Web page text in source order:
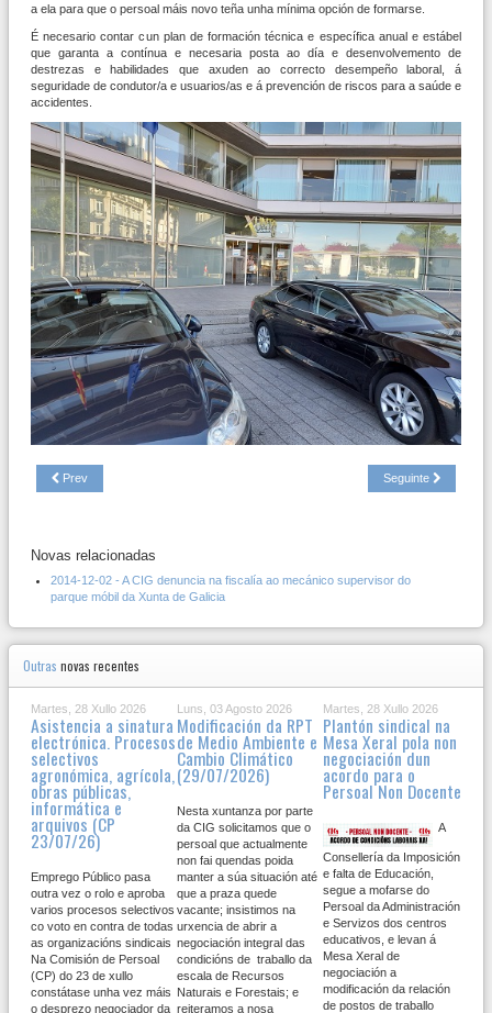
a ela para que o persoal máis novo teña unha mínima opción de formarse.
É necesario contar cun plan de formación técnica e específica anual e estábel
que garanta a contínua e necesaria posta ao día e desenvolvemento de
destrezas e habilidades que axuden ao correcto desempeño laboral, á
seguridade de condutor/a e usuarios/as e á prevención de riscos para a saúde e
accidentes.
Prev Seguinte
Novas relacionadas
2014-12-02 - A CIG denuncia na fiscalía ao mecánico supervisor do
parque móbil da Xunta de Galicia
Outras novas recentes
Martes, 28 Xullo 2026
Asistencia a sinatura
electrónica. Procesos
selectivos
agronómica, agrícola,
obras públicas,
informática e
arquivos (CP
23/07/26)
Emprego Público pasa
outra vez o rolo e aproba
varios procesos selectivos
co voto en contra de todas
as organizacións sindicais
Na Comisión de Persoal
(CP) do 23 de xullo
constátase unha vez máis
o desprezo negociador da
Luns, 03 Agosto 2026
Modificación da RPT
de Medio Ambiente e
Cambio Climático
(29/07/2026)
Nesta xuntanza por parte
da CIG solicitamos que o
persoal que actualmente
non fai quendas poida
manter a súa situación até
que a praza quede
vacante; insistimos na
urxencia de abrir a
negociación integral das
condicións de traballo da
escala de Recursos
Naturais e Forestais; e
reiteramos a nosa
Martes, 28 Xullo 2026
Plantón sindical na
Mesa Xeral pola non
negociación dun
acordo para o
Persoal Non Docente
A
Consellería da Imposición
e falta de Educación,
segue a mofarse do
Persoal da Administración
e Servizos dos centros
educativos, e levan á
Mesa Xeral de
negociación a
modificación da relación
de postos de traballo